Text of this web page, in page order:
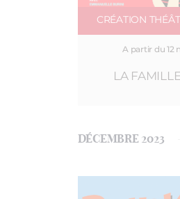
CRÉATION
A partir du 12
LA
DÉCEMBRE 2023